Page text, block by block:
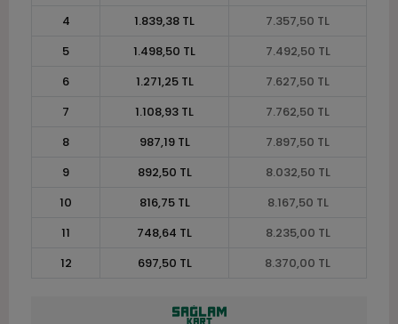
4
1.839,38 TL
7.357,50 TL
5
1.498,50 TL
7.492,50 TL
6
1.271,25 TL
7.627,50 TL
7
1.108,93 TL
7.762,50 TL
8
987,19 TL
7.897,50 TL
9
892,50 TL
8.032,50 TL
10
816,75 TL
8.167,50 TL
11
748,64 TL
8.235,00 TL
12
697,50 TL 8.370,00 TL